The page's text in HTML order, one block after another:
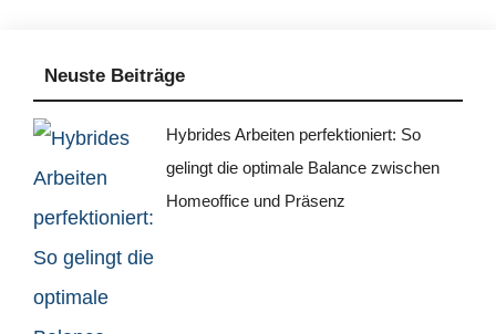
Neuste Beiträge
Hybrides Arbeiten perfektioniert: So
gelingt die optimale Balance zwischen
Homeoffice und Präsenz